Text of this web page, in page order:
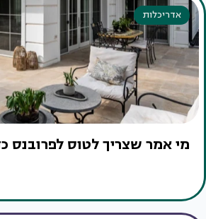
אדריכלות
מי אמר שצריך לטוס לפרובנס